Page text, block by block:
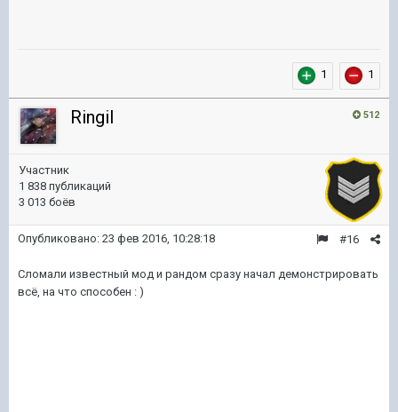
1 1
512
Ringil
Участник
1 838 публикаций
3 013 боёв
#16
Опубликовано: 23 фев 2016, 10:28:18
Сломали известный мод и рандом сразу начал демонстрировать
всё, на что способен : )